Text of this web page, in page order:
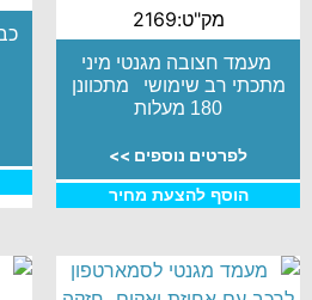
מק"ט:2169
מעמד חצובה מגנטי מיני
מתכתי רב שימושי מתכוונן
180 מעלות
לפרטים נוספים >>
הוסף להצעת מחיר